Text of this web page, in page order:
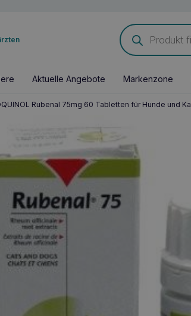
Products
search
Aktuelle Angebote Markenzone
Rubenal 75mg 60 Tabletten für Hunde und